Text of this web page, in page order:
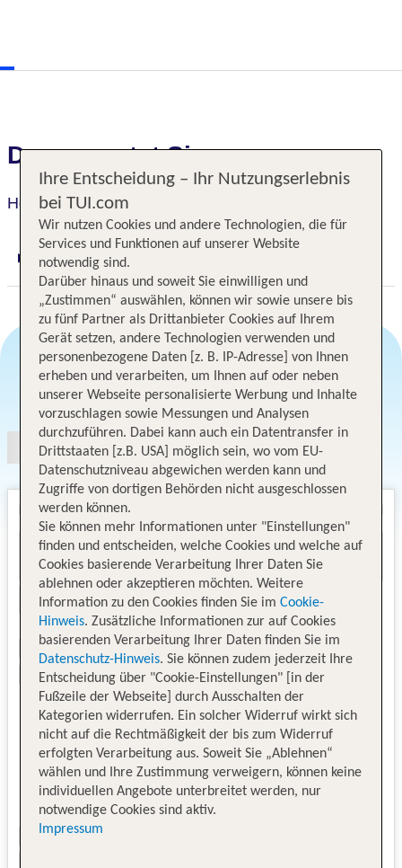
Das erwartet Sie
Hotel Le Nautile
Digitaler und telefonischer 24/7 TUI Service
Angebotsauswahl
Ihre Entscheidung – Ihr Nutzungserlebnis
bei TUI.com
Wir nutzen Cookies und andere Technologien, die für
Services und Funktionen auf unserer Website
notwendig sind.
Darüber hinaus und soweit Sie einwilligen und
„Zustimmen“ auswählen, können wir sowie unsere bis
zu fünf Partner als Drittanbieter Cookies auf Ihrem
Gerät setzen, andere Technologien verwenden und
personenbezogene Daten [z. B. IP-Adresse] von Ihnen
erheben und verarbeiten, um Ihnen auf oder neben
unserer Webseite personalisierte Werbung und Inhalte
vorzuschlagen sowie Messungen und Analysen
durchzuführen. Dabei kann auch ein Datentransfer in
Drittstaaten [z.B. USA] möglich sein, wo vom EU-
Datenschutzniveau abgewichen werden kann und
Zugriffe von dortigen Behörden nicht ausgeschlossen
werden können.
Sie können mehr Informationen unter "Einstellungen"
finden und entscheiden, welche Cookies und welche auf
Cookies basierende Verarbeitung Ihrer Daten Sie
ablehnen oder akzeptieren möchten. Weitere
Information zu den Cookies finden Sie im Cookie-
Hinweis. Zusätzliche Informationen zur auf Cookies
basierenden Verarbeitung Ihrer Daten finden Sie im
Datenschutz-Hinweis. Sie können zudem jederzeit Ihre
Entscheidung über "Cookie-Einstellungen" [in der
Fußzeile der Webseite] durch Ausschalten der
Kategorien widerrufen. Ein solcher Widerruf wirkt sich
nicht auf die Rechtmäßigkeit der bis zum Widerruf
erfolgten Verarbeitung aus. Soweit Sie „Ablehnen“
wählen und Ihre Zustimmung verweigern, können keine
individuellen Angebote unterbreitet werden, nur
notwendige Cookies sind aktiv.
Impressum